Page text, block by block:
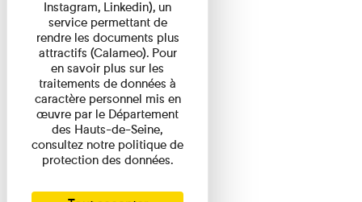
Instagram, Linkedin), un
service permettant de
rendre les documents plus
attractifs (Calameo). Pour
en savoir plus sur les
traitements de données à
caractère personnel mis en
œuvre par le Département
des Hauts-de-Seine,
consultez notre politique de
protection des données.